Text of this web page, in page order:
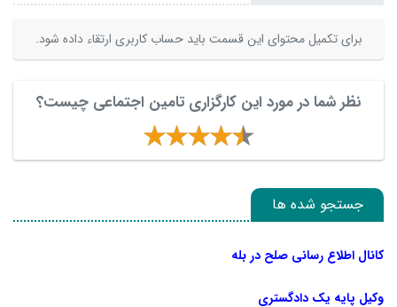
برای تکمیل محتوای این قسمت باید حساب کاربری ارتقاء داده شود.
نظر شما در مورد این کارگزاری تامین اجتماعی چیست؟
جستجو شده ها
کانال اطلاع رسانی صلح در بله
وکیل پایه یک دادگستری